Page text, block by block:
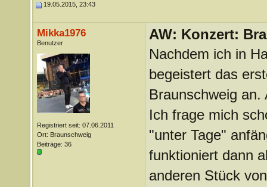
19.05.2015, 23:43
Mikka1976
Benutzer
Registriert seit: 07.06.2011
Ort: Braunschweig
Beiträge: 36
AW: Konzert:
Nachdem ich in
begeistert das
Braunschweig
Ich frage mich
"unter Tage"
funktioniert dann
anderen Stück